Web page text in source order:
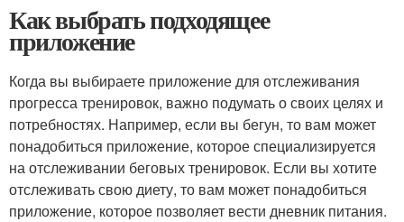
Как выбрать подходящее
приложение
Когда вы выбираете приложение для отслеживания
прогресса тренировок, важно подумать о своих целях и
потребностях. Например, если вы бегун, то вам может
понадобиться приложение, которое специализируется
на отслеживании беговых тренировок. Если вы хотите
отслеживать свою диету, то вам может понадобиться
приложение, которое позволяет вести дневник питания.